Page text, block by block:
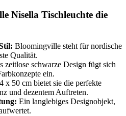
Nisella Tischleuchte die
Bloomingville steht für nordische
Qualität.
zeitlose schwarze Design fügt sich
ein.
x 50 cm bietet sie die perfekte
und dezentem Auftreten.
Ein langlebiges Designobjekt,